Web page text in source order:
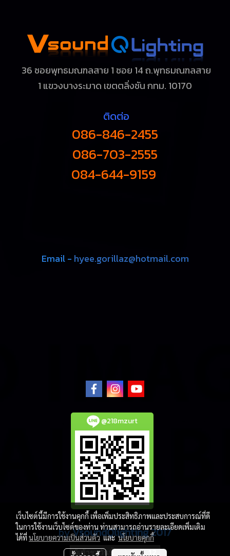
36 ซอยพุทธมณฑลสาย 1 ซอย 14 ถ.พุทธมณฑลสาย
1 แขวงบางระมาด เขตตลิ่งชัน กทม. 10170
ติดต่อ
086-846-2455
086-703-2555
084-644-9159
Email - hyee.gorillaz@hotmail.com
@218mzurt
byVsoundQlighting 2017
ผู้เข้าชมวันนี้ 12
เว็บไซต์นี้มีการใช้งานคุกกี้ เพื่อเพิ่มประสิทธิภาพและประสบการณ์ที่ดี
ในการใช้งานเว็บไซต์ของท่าน ท่านสามารถอ่านรายละเอียดเพิ่มเติม
ได้ที่นโยบายความเป็นส่วนตัวและนโยบายคุกกี้